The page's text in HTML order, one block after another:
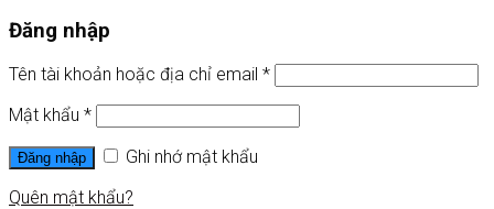
Đăng nhập
Tên tài khoản hoặc địa chỉ email *
Mật khẩu *
Đăng nhập
Ghi nhớ mật khẩu
Quên mật khẩu?